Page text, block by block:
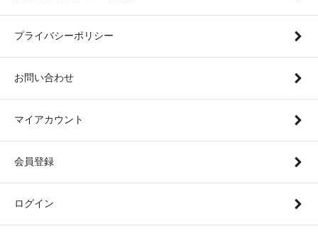
プライバシーポリシー
お問い合わせ
マイアカウント
会員登録
ログイン